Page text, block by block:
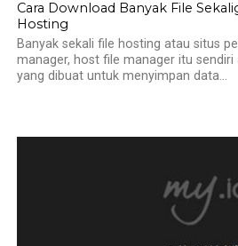
Cara Download Banyak File
Hosting
Banyak sekali file hosting atau situs
manager, host file manager itu sendiri
yang dibuat untuk menyimpan data...